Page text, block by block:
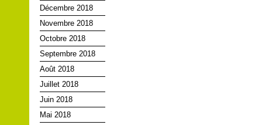
Décembre 2018
Novembre 2018
Octobre 2018
Septembre 2018
Août 2018
Juillet 2018
Juin 2018
Mai 2018